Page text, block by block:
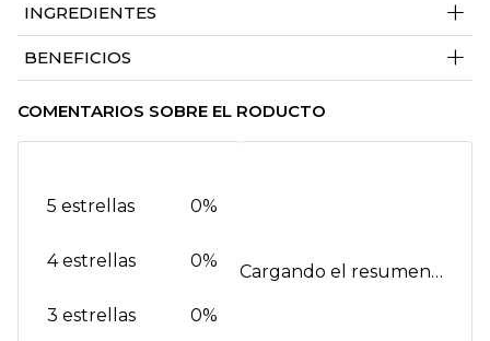
INGREDIENTES +
BENEFICIOS +
COMENTARIOS SOBRE EL RODUCTO
Cargando el resumen…
5 estrellas 0%
4 estrellas 0%
3 estrellas 0%